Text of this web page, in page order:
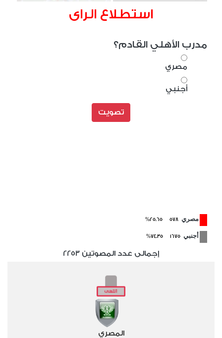
استطلاع الراى
مدرب الأهلي القادم؟
مصري
أجنبي
تصويت
مصري 578 25.65%
أجنبي 1675 74.35%
إجمالى عدد المصوتين 2253
المصري